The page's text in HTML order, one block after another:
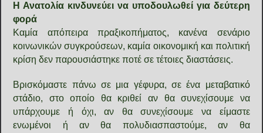
Η Ανατολία κινδυνεύει να υποδουλωθεί για δεύτερη
φορά
Καμία απόπειρα πραξικοπήματος, κανένα σενάριο
κοινωνικών συγκρούσεων, καμία οικονομική και πολιτική
κρίση δεν παρουσιάστηκε ποτέ σε τέτοιες διαστάσεις.
Βρισκόμαστε πάνω σε μια γέφυρα, σε ένα μεταβατικό
στάδιο, στο οποίο θα κριθεί αν θα συνεχίσουμε να
υπάρχουμε ή όχι, αν θα συνεχίσουμε να είμαστε
ενωμένοι ή αν θα πολυδιασπαστούμε, αν θα